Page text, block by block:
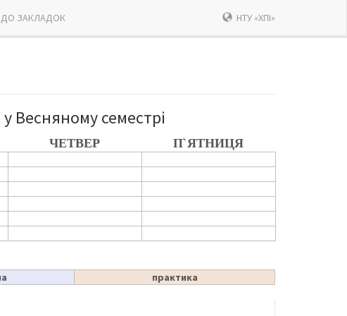
ДО ЗАКЛАДОК НТУ «ХПІ»
Весняному семестрі
ЧЕТВЕР П`ЯТНИЦЯ
практика